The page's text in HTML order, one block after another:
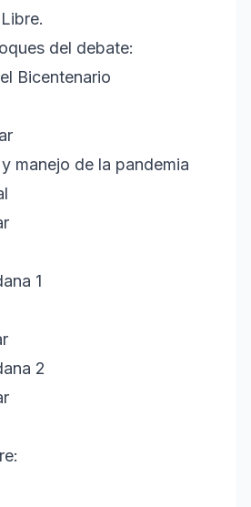
del debate:
Bicentenario
manejo de la pandemia
1
2